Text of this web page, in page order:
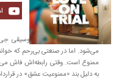
مای، یک ستاره نوظهور موسیقی
می‌شود. اما در صنعتی بی‌رحم که
ممنوع است. وقتی رابطه‌اش فاش
به دلیل بند «ممنوعیت عشق» در